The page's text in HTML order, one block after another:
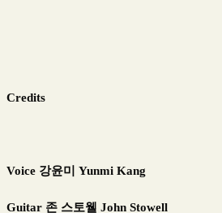
Credits
Voice 강윤미 Yunmi Kang
Guitar 존 스토웰 John Stowell